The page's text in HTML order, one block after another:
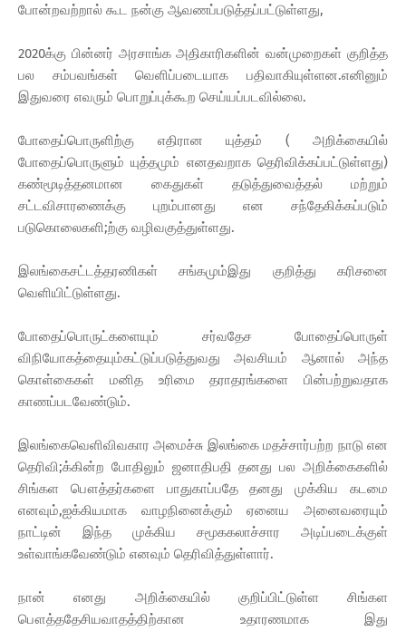
போன்றவற்றால் கூட நன்கு ஆவணப்படுத்தப்பட்டுள்ளது,
2020க்கு பின்னர் அரசாங்க அதிகாரிகளின் வன்முறைகள் குறித்த
பல சம்பவங்கள் வெளிப்படையாக பதிவாகியுள்ளன.எனினும்
இதுவரை எவரும் பொறுப்புக்கூற செய்யப்படவில்லை.
போதைப்பொருளிற்கு எதிரான யுத்தம் ( அறிக்கையில்
போதைப்பொருளும் யுத்தமும் எனதவறாக தெரிவிக்கப்பட்டுள்ளது)
கண்மூடித்தனமான கைதுகள் தடுத்துவைத்தல் மற்றும்
சட்டவிசாரணைக்கு புறம்பானது என சந்தேகிக்கப்படும்
படுகொலைகளி;ற்கு வழிவகுத்துள்ளது.
இலங்கைசட்டத்தரணிகள் சங்கமும்இது குறித்து கரிசனை
வெளியிட்டுள்ளது.
போதைப்பொருட்களையும் சர்வதேச போதைப்பொருள்
விநியோகத்தையும்கட்டுப்படுத்துவது அவசியம் ஆனால் அந்த
கொள்கைகள் மனித உரிமை தராதரங்களை பின்பற்றுவதாக
காணப்படவேண்டும்.
இலங்கைவெளிவிவகார அமைச்சு இலங்கை மதச்சார்பற்ற நாடு என
தெரிவி;க்கின்ற போதிலும் ஜனாதிபதி தனது பல அறிக்கைகளில்
சிங்கள பௌத்தர்களை பாதுகாப்பதே தனது முக்கிய கடமை
எனவும்,ஐக்கியமாக வாழநினைக்கும் ஏனைய அனைவரையும்
நாட்டின் இந்த முக்கிய சமூககலாச்சார அடிப்படைக்குள்
உள்வாங்கவேண்டும் எனவும் தெரிவித்துள்ளார்.
நான் எனது அறிக்கையில் குறிப்பிட்டுள்ள சிங்கள
பௌத்ததேசியவாதத்திற்கான உதாரணமாக இது